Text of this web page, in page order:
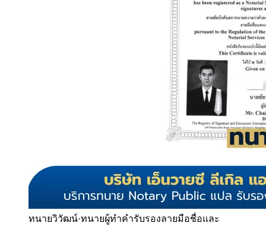
ทนายวิวัฒน์·ทนายผู้ทำคำรับรองลายมือชื่อและ